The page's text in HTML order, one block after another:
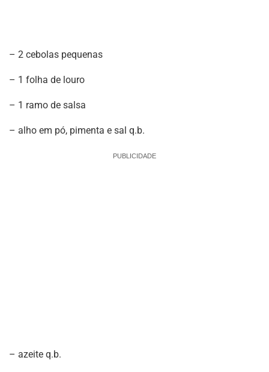
– 2 cebolas pequenas
– 1 folha de louro
– 1 ramo de salsa
– alho em pó, pimenta e sal q.b.
PUBLICIDADE
– azeite q.b.